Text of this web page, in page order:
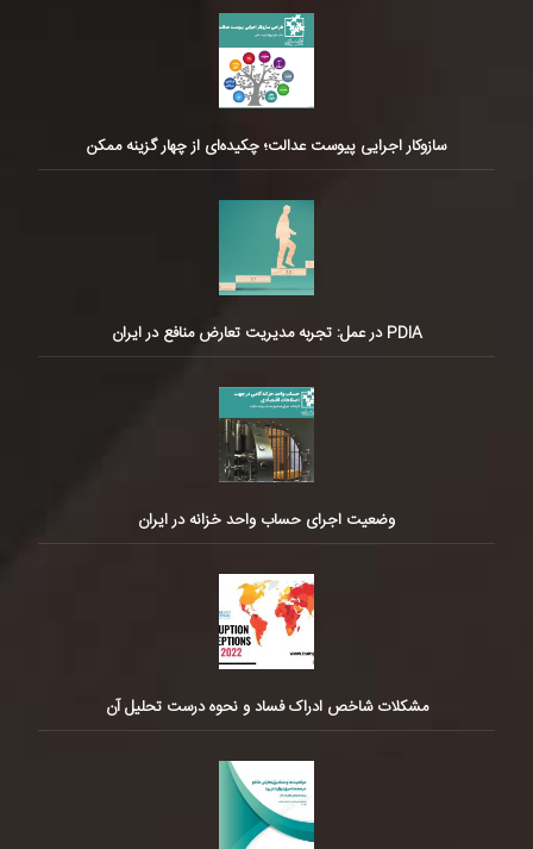
سازوکار اجرایی پیوست عدالت؛ چکیده‌ای از چهار گزینه ممکن
PDIA در عمل: تجربه مدیریت تعارض منافع در ایران
وضعیت اجرای حساب واحد خزانه در ایران
مشکلات شاخص ادراک فساد و نحوه درست تحلیل آن